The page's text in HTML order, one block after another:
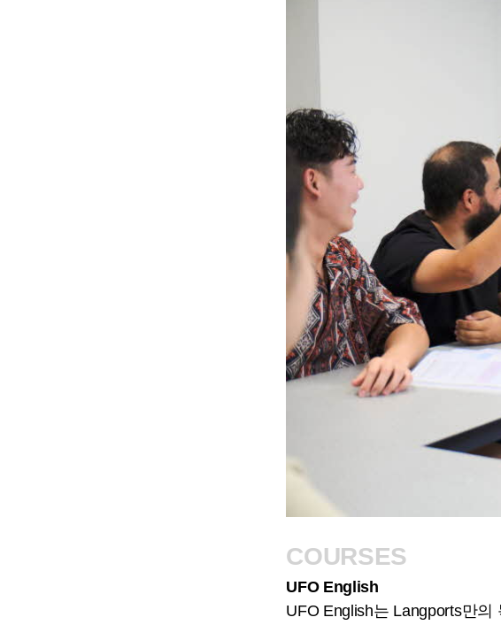
COURSES
UFO English
UFO English는 Langports만